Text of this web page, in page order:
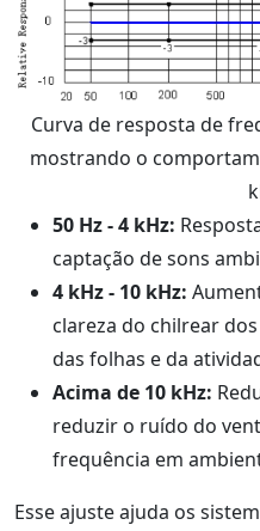
Curva de resposta de
mostrando o
50 Hz - 4 kHz:
captação de sons
4 kHz - 10 kHz:
clareza do chilrear
das folhas e da
Acima de 10 kHz:
reduzir o ruído do
frequência em
Esse ajuste ajuda os